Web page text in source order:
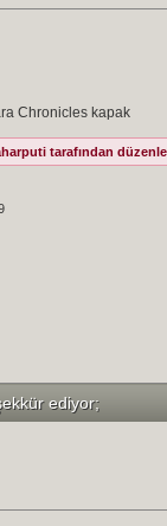
tarafından
ediyor;